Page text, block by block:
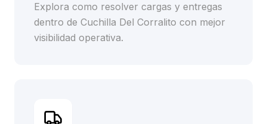
Explora como resolver cargas y entregas
dentro de Cuchilla Del Corralito con mejor
visibilidad operativa.